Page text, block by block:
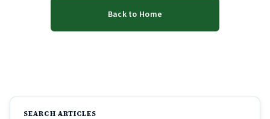
Back to Home
SEARCH ARTICLES